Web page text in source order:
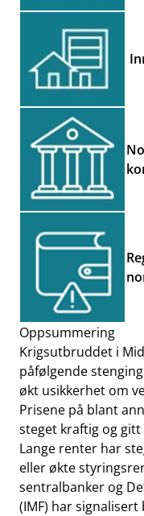
Oppsummering
Krigsutbruddet i
påfølgende
økt usikkerhet om
Prisene på blant
steget kraftig og
Lange renter har
eller økte
sentralbanker og
(IMF) har